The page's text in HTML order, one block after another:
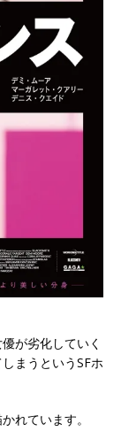
が劣化していく
まうというSFホ
れています。